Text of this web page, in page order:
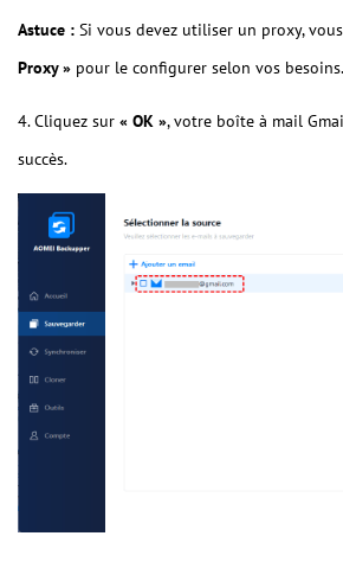
Astuce : Si vous devez utiliser un proxy,
Proxy » pour le configurer selon vos besoins.
4. Cliquez sur « OK », votre boîte à mail
succès.